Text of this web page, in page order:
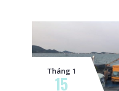
Tháng 1
15